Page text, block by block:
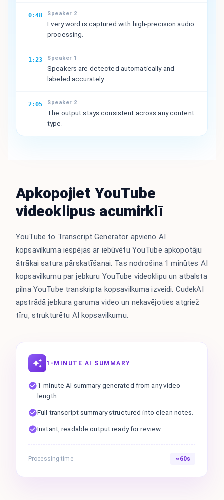
0:48 Speaker 2
Every word is captured with high-precision audio
processing.
1:23 Speaker 1
Speakers are detected automatically and
labeled accurately.
2:05 Speaker 2
The output stays consistent across any content
type.
Apkopojiet YouTube
videoklipus acumirklī
YouTube to Transcript Generator apvieno AI
kopsavilkuma iespējas ar iebūvētu YouTube apkopotāju
ātrākai satura pārskatīšanai. Tas nodrošina 1 minūtes AI
kopsavilkumu par jebkuru YouTube videoklipu un atbalsta
pilna YouTube transkripta kopsavilkuma izveidi. CudekAI
apstrādā jebkura garuma video un nekavējoties atgriež
tīru, strukturētu AI kopsavilkumu.
1-MINUTE AI SUMMARY
1-minute AI summary generated from any video
length.
Full transcript summary structured into clean notes.
Instant, readable output ready for review.
Processing time ~60s